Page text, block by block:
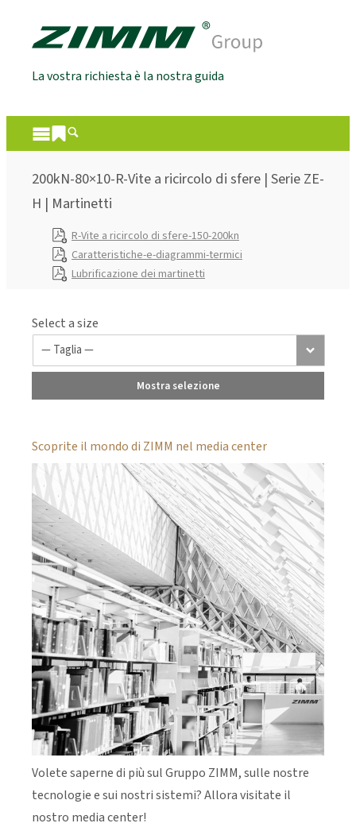
La vostra richiesta è la nostra guida
200kN-80×10-R-Vite a ricircolo di sfere | Serie ZE-
H | Martinetti
R-Vite a ricircolo di sfere-150-200kn
Caratteristiche-e-diagrammi-termici
Lubrificazione dei martinetti
Select a size
Mostra selezione
Scoprite il mondo di ZIMM nel media center
Volete saperne di più sul Gruppo ZIMM, sulle nostre
tecnologie e sui nostri sistemi? Allora visitate il
nostro media center!